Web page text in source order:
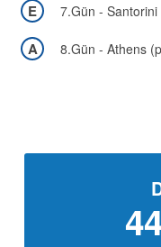
E 7.Gün -
A 8.Gün - Athens